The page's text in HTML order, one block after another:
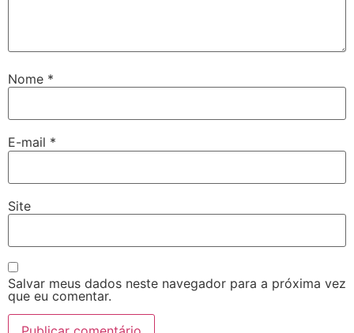
Nome *
E-mail *
Site
Salvar meus dados neste navegador para a próxima vez
que eu comentar.